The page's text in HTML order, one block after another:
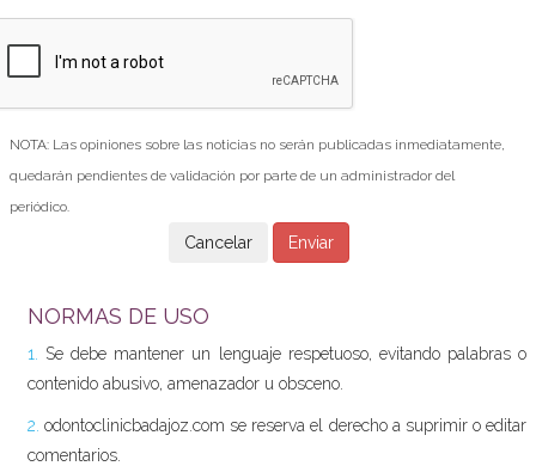
NOTA: Las opiniones sobre las noticias no serán publicadas inmediatamente,
quedarán pendientes de validación por parte de un administrador del
periódico.
NORMAS DE USO
1.
Se debe mantener un lenguaje respetuoso, evitando palabras o
contenido abusivo, amenazador u obsceno.
2. odontoclinicbadajoz.com se reserva el derecho a suprimir o editar
comentarios.